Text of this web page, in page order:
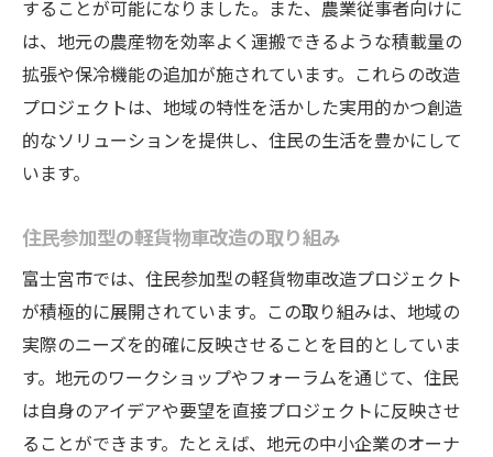
することが可能になりました。また、農業従事者向けに
は、地元の農産物を効率よく運搬できるような積載量の
拡張や保冷機能の追加が施されています。これらの改造
プロジェクトは、地域の特性を活かした実用的かつ創造
的なソリューションを提供し、住民の生活を豊かにして
います。
住民参加型の軽貨物車改造の取り組み
富士宮市では、住民参加型の軽貨物車改造プロジェクト
が積極的に展開されています。この取り組みは、地域の
実際のニーズを的確に反映させることを目的としていま
す。地元のワークショップやフォーラムを通じて、住民
は自身のアイデアや要望を直接プロジェクトに反映させ
ることができます。たとえば、地元の中小企業のオーナ